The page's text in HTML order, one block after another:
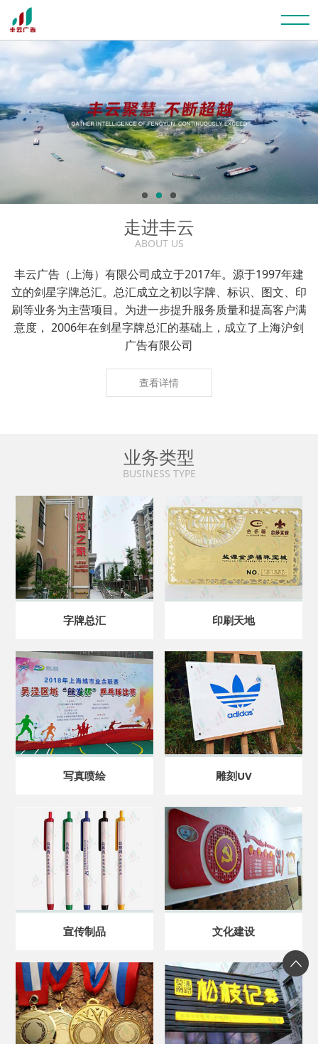
走进丰云
ABOUT US
丰云广告（上海）有限公司成立于2017年。源于1997年建
立的剑星字牌总汇。总汇成立之初以字牌、标识、图文、印
刷等业务为主营项目。为进一步提升服务质量和提高客户满
意度， 2006年在剑星字牌总汇的基础上，成立了上海沪剑
广告有限公司
查看详情
业务类型
BUSINESS TYPE
字牌总汇 印刷天地
写真喷绘 雕刻UV
宣传制品 文化建设